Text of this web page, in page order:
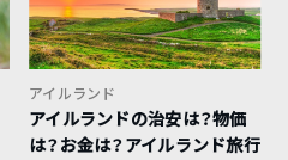
アイルランド
アイルランドの治安は？物価
は？お金は？アイルランド旅行